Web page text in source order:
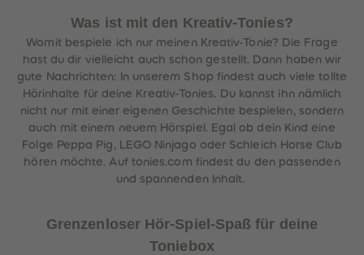
Was ist mit den Kreativ-Tonies?
Womit bespiele ich nur meinen Kreativ-Tonie? Die Frage
hast du dir vielleicht auch schon gestellt. Dann haben wir
gute Nachrichten: In unserem Shop findest auch viele tollte
Hörinhalte für deine Kreativ-Tonies. Du kannst ihn nämlich
nicht nur mit einer eigenen Geschichte bespielen, sondern
auch mit einem neuem Hörspiel. Egal ob dein Kind eine
Folge Peppa Pig, LEGO Ninjago oder Schleich Horse Club
hören möchte. Auf tonies.com findest du den passenden
und spannenden Inhalt.
Grenzenloser Hör-Spiel-Spaß für deine
Toniebox